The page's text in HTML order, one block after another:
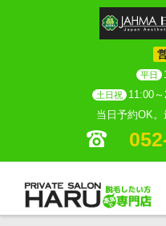
平日
土日祝 11:00
当日予約OK